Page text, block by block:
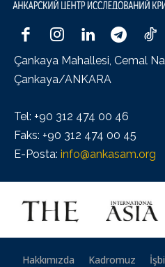
Çankaya Mahallesi, Cemal
Çankaya/ANKARA
Tel: +90 312 474 00 46
Faks: +90 312 474 00 45
E-Posta: info@ankasam.org
Hakkımızda Kadromuz